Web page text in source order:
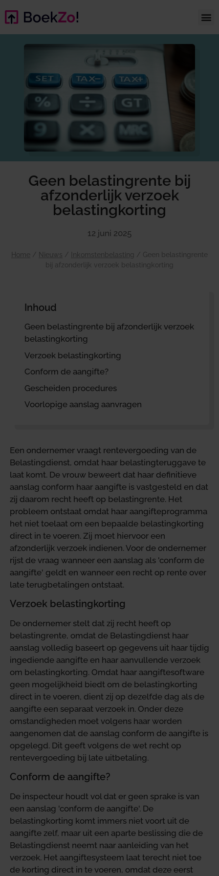
Geen belastingrente bij
afzonderlijk verzoek
belastingkorting
12 juni 2025
Home / Nieuws / Inkomstenbelasting / Geen belastingrente
bij afzonderlijk verzoek belastingkorting
Inhoud
Geen belastingrente bij afzonderlijk verzoek
belastingkorting
Verzoek belastingkorting
Conform de aangifte?
Gescheiden procedures
Voorlopige aanslag aanvragen
Een ondernemer vraagt rentevergoeding van de
Belastingdienst, omdat haar belastingteruggave te
laat komt. De vrouw beweert dat haar definitieve
aanslag conform haar aangifte is vastgesteld en dat
zij daarom recht heeft op belastingrente. Het
probleem ontstaat omdat haar aangifteprogramma
het niet toelaat om een bepaalde belastingkorting
direct in te voeren. Zij moet hiervoor een
afzonderlijk verzoek indienen. Voor de ondernemer
rijst de vraag wanneer een aanslag als 'conform de
aangifte' geldt en wanneer een recht op rente over
late terugbetalingen ontstaat.
Verzoek belastingkorting
De ondernemer stelt dat zij recht heeft op
belastingrente, omdat de Belastingdienst haar
aanslag volledig baseert op gegevens uit haar tijdig
ingediende aangifte en haar aanvullende verzoek
om belastingkorting. Omdat haar aangiftesoftware
geen mogelijkheid biedt om de belastingkorting
direct in te voeren, dient zij op dezelfde dag als de
aangifte een separaat verzoek in. Onder deze
omstandigheden moet volgens haar worden
aangenomen dat de aanslag conform de aangifte is
opgelegd. Dit geeft volgens de wet recht op
rentevergoeding bij late uitbetaling.
Conform de aangifte?
De inspecteur houdt vol dat er geen sprake is van
een aanslag 'conform de aangifte'. De
belastingkorting komt immers niet voort uit de
aangifte zelf, maar uit een aparte beslissing die de
Belastingdienst neemt naar aanleiding van het
verzoek. Het aangiftesysteem laat terecht niet toe
de korting direct in te voeren, omdat deze eerst